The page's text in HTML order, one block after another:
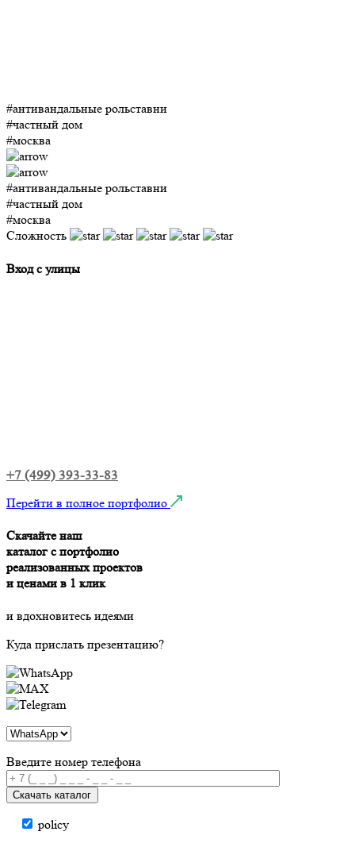
#антивандальные рольставни
#частный дом
#москва
#антивандальные рольставни
#частный дом
#москва
Сложность
Вход с улицы
+7 (499) 393-33-83
Перейти в полное портфолио
Скачайте наш
каталог с портфолио
реализованных проектов
и ценами в 1 клик
и вдохновитесь идеями
Куда прислать презентацию?
Введите номер телефона
Скачать каталог
policy